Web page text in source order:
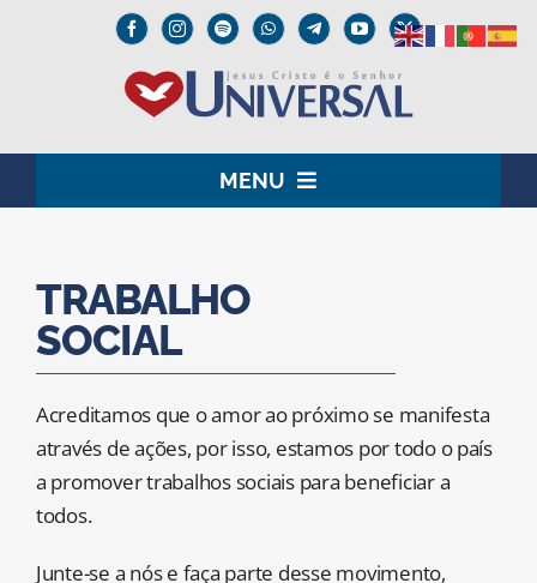
MENU
O SENHOR JESUS
INSTITUCIONAL
UNIVERSAL+
MEDIA
TRABALHO
SOCIAL
Acreditamos que o amor ao próximo se manifesta
através de ações, por isso, estamos por todo o país
a promover trabalhos sociais para beneficiar a
todos.
Junte-se a nós e faça parte desse movimento,